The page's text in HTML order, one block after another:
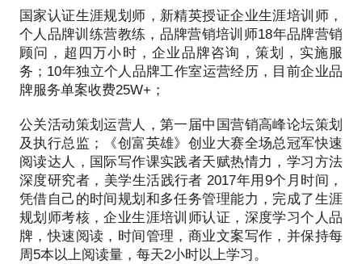
水佳园3,4期，创造营销单日到店率提升50%业绩。
2003年，任职世纪伟业地产营销公司，策划总监。主
持运营陆景苑地产项目，幸福人家地产项目营销运营
工作。
2004年，多米国际企业营销服务机构，策划总监。策
划操盘首届中国营销高峰论坛，任论坛策划及执行总
监；
2006年，与先生汪泉一起，创立武汉磐砻广告公司，
任总经理。服务于民生银行集团，英国保诚集团，信
诚人寿公司等，为民生银行完成贵宾客户服务体系策
划和设计。
2007年，创立“汪泉设计与顾问”品牌工作室，同年参
加首届《创富英雄》创业真人秀，获得全场总冠军及
30万统战部颁发的创业奖金。
教练，品牌营销培训师18年品牌营销顾问，超四万小
时，企业品牌咨询，策划，实施服务；积累了上百咨
询，策划，品牌塑造案例，服务项目涉及金融，医
药，教育，文创产业等多个领域。其中与民生银行，
九州通药业，英国保诚集团，东信药业等多家知名企
业保持长期品牌战略合作。运用多年积累的个人品牌
打造能力，运营独立个人品牌工作室10年，目前企业
品牌服务单案收费25W+。并持续服务多家大型品牌
企业，与之达成长期品牌合作。积累了丰富的个人品
国家认证生涯规划师，新精英授证企业生涯培训师，
个人品牌训练营教练，品牌营销培训师18年品牌营销
顾问，超四万小时，企业品牌咨询，策划，实施服
务；10年独立个人品牌工作室运营经历，目前企业品
牌服务单案收费25W+；
公关活动策划运营人，第一届中国营销高峰论坛策划
及执行总监；《创富英雄》创业大赛全场总冠军快速
阅读达人，国际写作课实践者天赋热情力，学习方法
深度研究者，美学生活践行者 2017年用9个月时间，
凭借自己的时间规划和多任务管理能力，完成了生涯
规划师考核，企业生涯培训师认证，深度学习个人品
牌，快速阅读，时间管理，商业文案写作，并保持每
周5本以上阅读量，每天2小时以上学习。